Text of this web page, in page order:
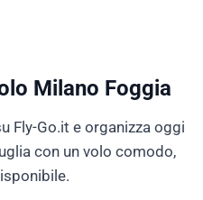
Milano Foggia
Fly-Go.it e organizza oggi
con un volo comodo,